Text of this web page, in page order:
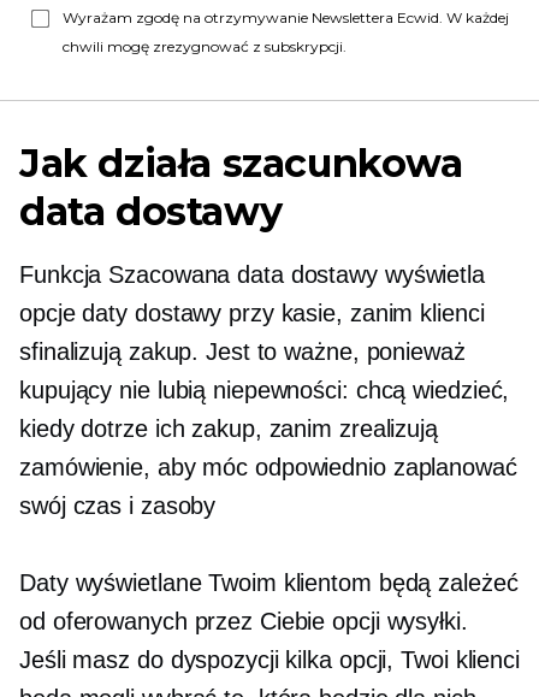
Wyrażam zgodę na otrzymywanie Newslettera Ecwid. W każdej
chwili mogę zrezygnować z subskrypcji.
Jak działa szacunkowa
data dostawy
Funkcja Szacowana data dostawy wyświetla
opcje daty dostawy przy kasie, zanim klienci
sfinalizują zakup. Jest to ważne, ponieważ
kupujący nie lubią niepewności: chcą wiedzieć,
kiedy dotrze ich zakup, zanim zrealizują
zamówienie, aby móc odpowiednio zaplanować
swój czas i zasoby
Daty wyświetlane Twoim klientom będą zależeć
od oferowanych przez Ciebie opcji wysyłki.
Jeśli masz do dyspozycji kilka opcji, Twoi klienci